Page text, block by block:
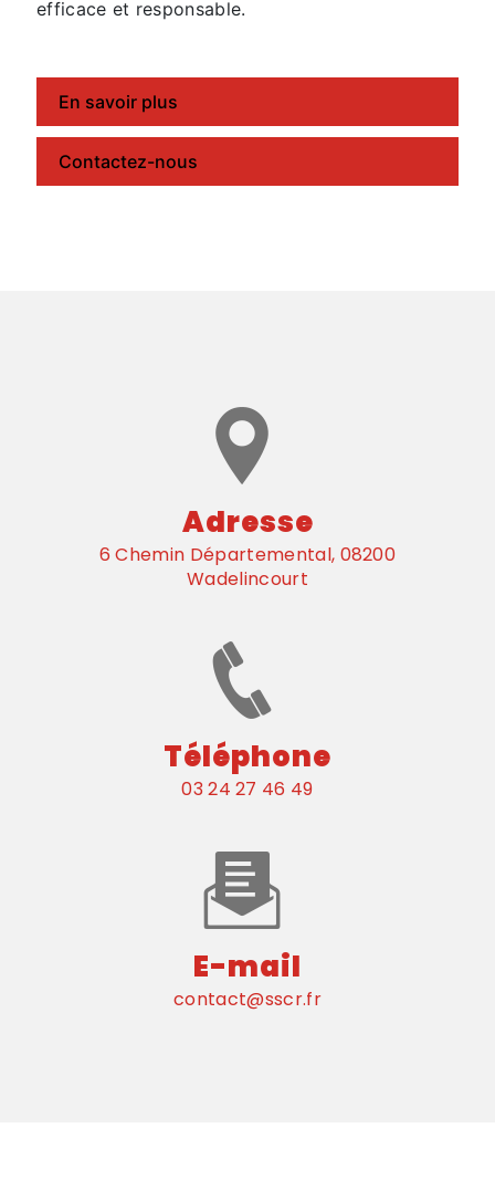
efficace et responsable.
En savoir plus
Contactez-nous
Adresse
6 Chemin Départemental, 08200
Wadelincourt
Téléphone
03 24 27 46 49
E-mail
contact@sscr.fr